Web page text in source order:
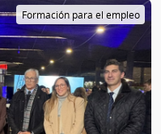
Formación para el empleo